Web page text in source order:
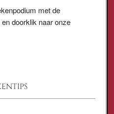
met de
doorklik naar onze